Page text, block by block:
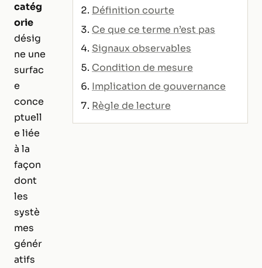
catég
orie
désig
ne une
surfac
e
conce
ptuell
e liée
à la
façon
dont
les
systè
mes
génér
atifs
Définition courte
Ce que ce terme n’est pas
Signaux observables
Condition de mesure
Implication de gouvernance
Règle de lecture